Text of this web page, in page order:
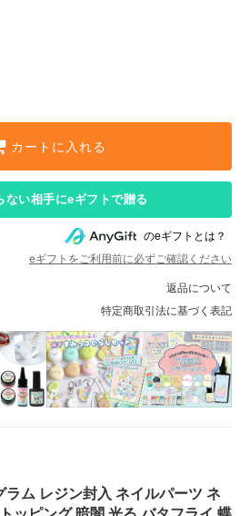
カートに入れる
ない相手にeギフトで贈る
のeギフトとは？
eギフトをご利用前に必ずご確認ください
返品について
特定商取引法に基づく表記
ム レジン封入 ネイルパーツ ネ